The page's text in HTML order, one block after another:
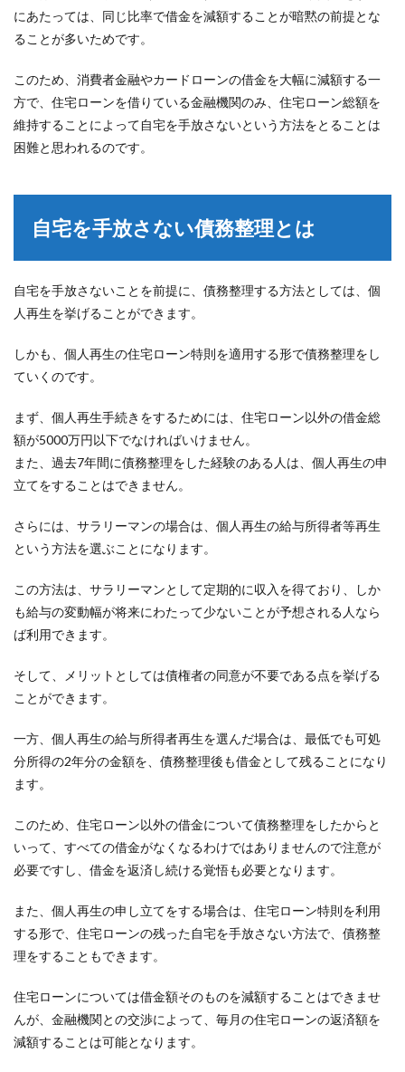
にあたっては、同じ比率で借金を減額することが暗黙の前提とな
ることが多いためです。
このため、消費者金融やカードローンの借金を大幅に減額する一
方で、住宅ローンを借りている金融機関のみ、住宅ローン総額を
維持することによって自宅を手放さないという方法をとることは
困難と思われるのです。
自宅を手放さない債務整理とは
自宅を手放さないことを前提に、債務整理する方法としては、個
人再生を挙げることができます。
しかも、個人再生の住宅ローン特則を適用する形で債務整理をし
ていくのです。
まず、個人再生手続きをするためには、住宅ローン以外の借金総
額が5000万円以下でなければいけません。
また、過去7年間に債務整理をした経験のある人は、個人再生の申
立てをすることはできません。
さらには、サラリーマンの場合は、個人再生の給与所得者等再生
という方法を選ぶことになります。
この方法は、サラリーマンとして定期的に収入を得ており、しか
も給与の変動幅が将来にわたって少ないことが予想される人なら
ば利用できます。
そして、メリットとしては債権者の同意が不要である点を挙げる
ことができます。
一方、個人再生の給与所得者再生を選んだ場合は、最低でも可処
分所得の2年分の金額を、債務整理後も借金として残ることになり
ます。
このため、住宅ローン以外の借金について債務整理をしたからと
いって、すべての借金がなくなるわけではありませんので注意が
必要ですし、借金を返済し続ける覚悟も必要となります。
また、個人再生の申し立てをする場合は、住宅ローン特則を利用
する形で、住宅ローンの残った自宅を手放さない方法で、債務整
理をすることもできます。
住宅ローンについては借金額そのものを減額することはできませ
んが、金融機関との交渉によって、毎月の住宅ローンの返済額を
減額することは可能となります。